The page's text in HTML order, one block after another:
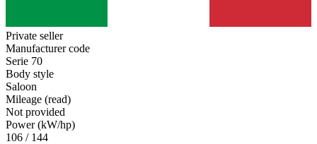
Private seller
Manufacturer code
Serie 70
Body style
Saloon
Mileage (read)
Not provided
Power (kW/hp)
106 / 144